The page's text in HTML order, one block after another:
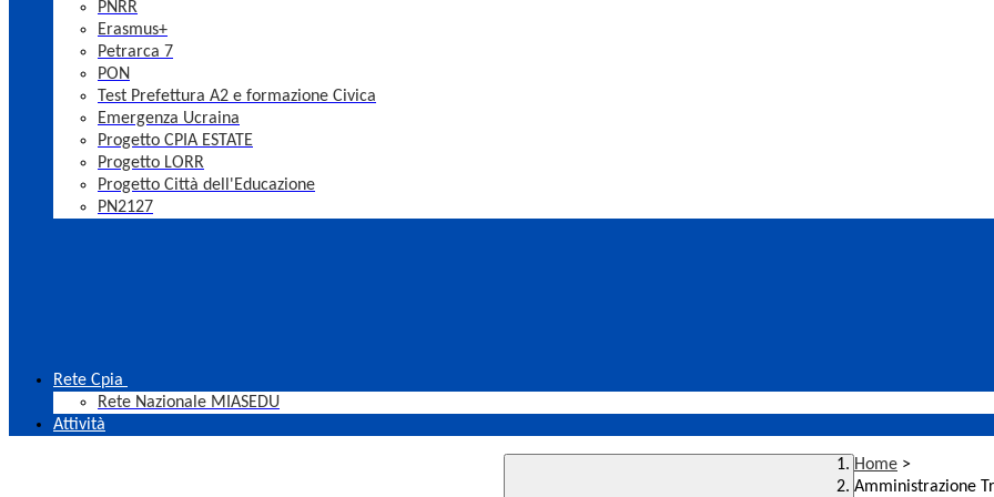
PNRR
Erasmus+
Petrarca 7
PON
Test Prefettura A2 e formazione Civica
Emergenza Ucraina
Progetto CPIA ESTATE
Progetto LORR
Progetto Città dell'Educazione
PN2127
Rete Cpia
Rete Nazionale MIASEDU
Attività
Home >
Amministrazione